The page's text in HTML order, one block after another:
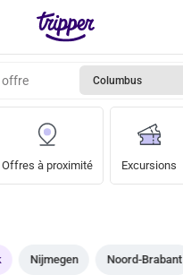
offre Columbus
Offres à proximité Excursions
Nijmegen Noord-Brabant